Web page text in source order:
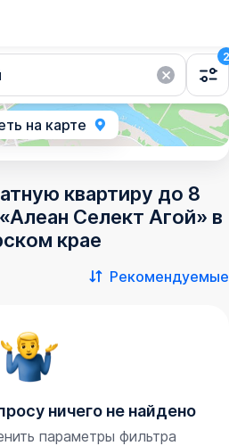
2
на карте
квартиру до 8
Селект Агой» в
крае
Рекомендуемые
ничего не найдено
параметры фильтра